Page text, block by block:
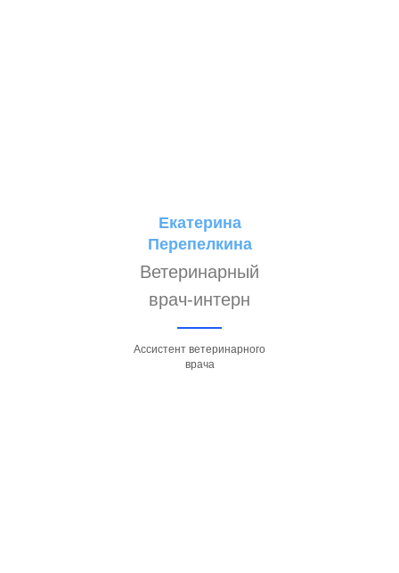
Екатерина
Перепелкина
Ветеринарный
врач-интерн
Ассистент ветеринарного
врача